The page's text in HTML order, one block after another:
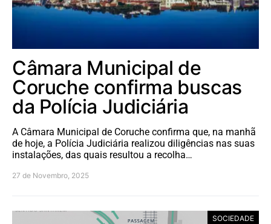
Câmara Municipal de
Coruche confirma buscas
da Polícia Judiciária
A Câmara Municipal de Coruche confirma que, na manhã
de hoje, a Polícia Judiciária realizou diligências nas suas
instalações, das quais resultou a recolha…
27 de Novembro, 2025
SOCIEDADE